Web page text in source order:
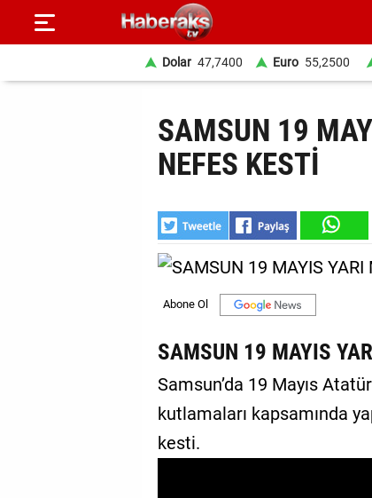
Dolar 47,7400 Euro 55,2500
SAMSUN 19
NEFES KESTİ
SAMSUN 19 MAYIS
Samsun’da 19 Mayıs
kutlamaları kapsamında
kesti.